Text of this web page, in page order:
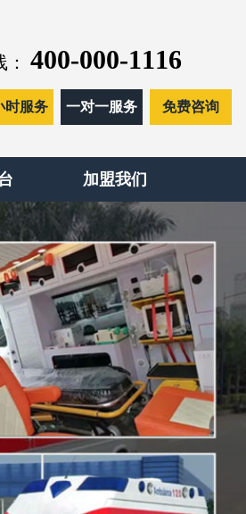
： 400-000-1116
时服务 一对一服务 免费咨询
加盟我们